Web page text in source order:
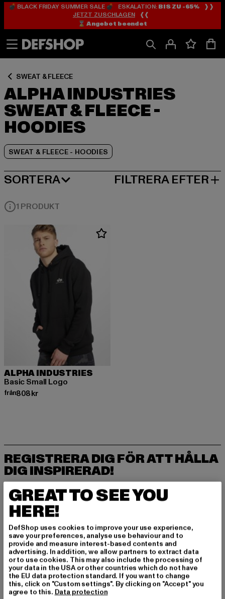
Hoppa
till
Hoppa
till
💣 BLACK FRIDAY SUMMER SALE 💣 ESKALATION:BIS ZU -65% ❱❱
JETZT ZUSCHLAGEN❰❰
⌛️ Angebot beendet
SWEAT & FLEECE
ALPHA INDUSTRIES
SWEAT & FLEECE -
HOODIES
SWEAT & FLEECE - HOODIES
Hoppa
till
SORTERA
MEST POPULÄRT FILTRERA EFTER
1 PRODUKT
ALPHA INDUSTRIES
Basic Small Logo
från808 kr
Nuvarande pris: Från 808 kr
REGISTRERA DIG FÖR ATT HÅLLA
DIG INSPIRERAD!
Prenumerera på vårt nyhetsbrev här och få fra
mtida information om aktuella trender, erbjuda
nden och kuponger från DefShop via e-post!
Vilka produkter är du intresserad av?
MÄN
KVINNOR
GREAT TO SEE YOU
HERE!
DefShop uses cookies to improve your use experience,
save your preferences, analyse use behaviour and to
provide and measure interest-based contents and
advertising. In addition, we allow partners to extract data
or to use cookies. This may also include the processing of
your data in the USA or other countries which do not have
the EU data protection standard. If you want to change
this, click on "Custom settings". By clicking on "Accept" you
agree to this. Data protection